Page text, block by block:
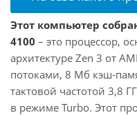
Этот компьютер
4100 – это процессор,
архитектуре Zen 3 от
потоками, 8 Мб кэш-
тактовой частотой 3,8
в режиме Turbo. Этот